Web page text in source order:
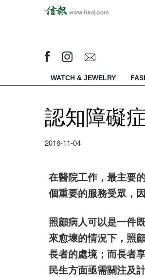
WATCH & JEWELRY
認知障礙
2016-11-04
在醫院工作，最主要
個重要的服務受眾，
照顧病人可以是一件
來愈壞的情況下，照
長者的處境；而長者
民生方面亟需關注及